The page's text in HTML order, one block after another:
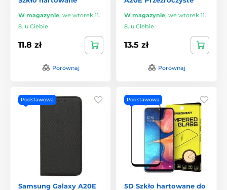
W magazynie, we wtorek 11.
8. u Ciebie
11.8 zł
Porównaj
W magazynie, we wtorek 11.
8. u Ciebie
13.5 zł
Porównaj
Podstawowa
Samsung Galaxy A20E
Podstawowa
5D Szkło hartowane do